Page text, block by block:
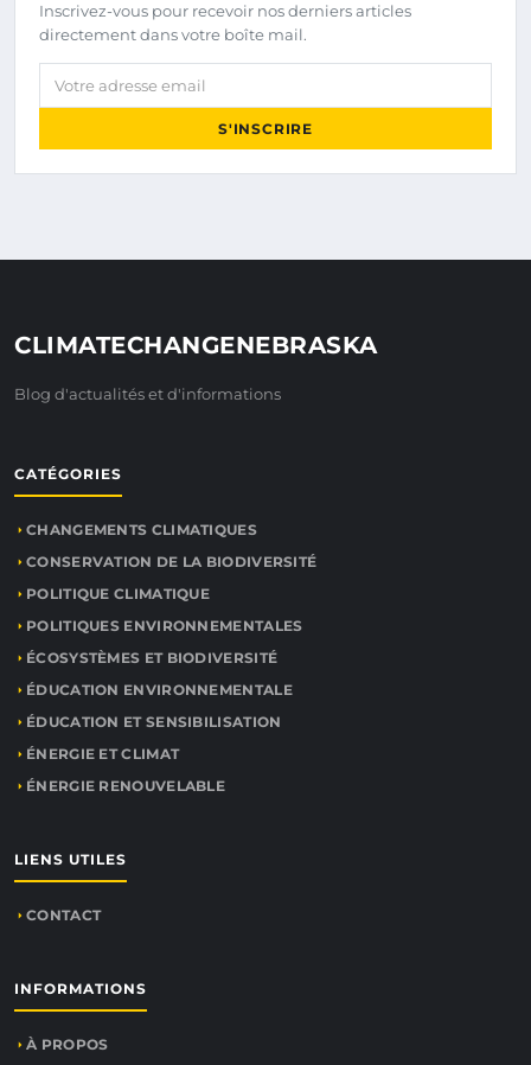
Inscrivez-vous pour recevoir nos derniers articles
directement dans votre boîte mail.
Votre adresse email
S'INSCRIRE
CLIMATECHANGENEBRASKA
Blog d'actualités et d'informations
CATÉGORIES
CHANGEMENTS CLIMATIQUES
CONSERVATION DE LA BIODIVERSITÉ
POLITIQUE CLIMATIQUE
POLITIQUES ENVIRONNEMENTALES
ÉCOSYSTÈMES ET BIODIVERSITÉ
ÉDUCATION ENVIRONNEMENTALE
ÉDUCATION ET SENSIBILISATION
ÉNERGIE ET CLIMAT
ÉNERGIE RENOUVELABLE
LIENS UTILES
CONTACT
INFORMATIONS
À PROPOS